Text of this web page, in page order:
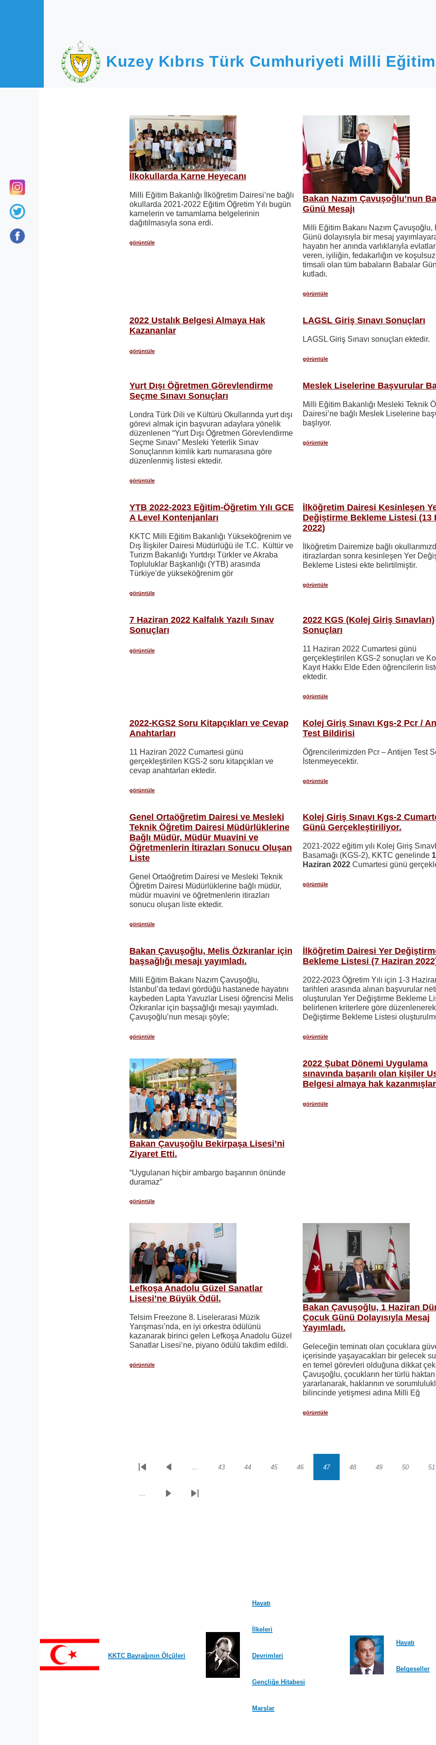
Kuzey Kıbrıs Türk Cumhuriyeti Milli Eğitim
İlkokullarda Karne Heyecanı
Milli Eğitim Bakanlığı İlköğretim Dairesi’ne bağlı
okullarda 2021-2022 Eğitim Öğretim Yılı bugün
karnelerin ve tamamlama belgelerinin
dağıtılmasıyla sona erdi.
görüntüle
Bakan Nazım Çavuşoğlu’nun
Günü Mesajı
Milli Eğitim Bakanı Nazım Çavuşoğlu,
Günü dolayısıyla bir mesaj
hayatın her anında varlıklarıyla
veren, iyiliğin, fedakarlığın ve
timsali olan tüm babaların Babalar
kutladı.
görüntüle
2022 Ustalık Belgesi Almaya Hak
Kazananlar
görüntüle
LAGSL Giriş Sınavı Sonuçları
LAGSL Giriş Sınavı sonuçları ektedir.
görüntüle
Yurt Dışı Öğretmen Görevlendirme
Seçme Sınavı Sonuçları
Londra Türk Dili ve Kültürü Okullarında yurt dışı
görevi almak için başvuran adaylara yönelik
düzenlenen “Yurt Dışı Öğretmen Görevlendirme
Seçme Sınavı” Mesleki Yeterlik Sınav
Sonuçlarının kimlik kartı numarasına göre
düzenlenmiş listesi ektedir.
görüntüle
Meslek Liselerine Başvurular
Milli Eğitim Bakanlığı Mesleki Teknik
Dairesi’ne bağlı Meslek Liselerine
başlıyor.
görüntüle
YTB 2022-2023 Eğitim-Öğretim Yılı GCE
A Level Kontenjanları
KKTC Milli Eğitim Bakanlığı Yükseköğrenim ve
Dış İlişkiler Dairesi Müdürlüğü ile T.C. Kültür ve
Turizm Bakanlığı Yurtdışı Türkler ve Akraba
Topluluklar Başkanlığı (YTB) arasında
Türkiye'de yükseköğrenim gör
görüntüle
İlköğretim Dairesi Kesinleşen
Değiştirme Bekleme Listesi (13
2022)
İlköğretim Dairemize bağlı
itirazlardan sonra kesinleşen Yer
Bekleme Listesi ekte belirtilmiştir.
görüntüle
7 Haziran 2022 Kalfalık Yazılı Sınav
Sonuçları
görüntüle
2022 KGS (Kolej Giriş Sınavları)
Sonuçları
11 Haziran 2022 Cumartesi günü
gerçekleştirilen KGS-2 sonuçları ve
Kayıt Hakkı Elde Eden öğrencilerin
ektedir.
görüntüle
2022-KGS2 Soru Kitapçıkları ve Cevap
Anahtarları
11 Haziran 2022 Cumartesi günü
gerçekleştirilen KGS-2 soru kitapçıkları ve
cevap anahtarları ektedir.
görüntüle
Kolej Giriş Sınavı Kgs-2 Pcr /
Test Bildirisi
Öğrencilerimizden Pcr – Antijen Test
İstenmeyecektir.
görüntüle
Genel Ortaöğretim Dairesi ve Mesleki
Teknik Öğretim Dairesi Müdürlüklerine
Bağlı Müdür, Müdür Muavini ve
Öğretmenlerin İtirazları Sonucu Oluşan
Liste
Genel Ortaöğretim Dairesi ve Mesleki Teknik
Öğretim Dairesi Müdürlüklerine bağlı müdür,
müdür muavini ve öğretmenlerin itirazları
sonucu oluşan liste ektedir.
görüntüle
Kolej Giriş Sınavı Kgs-2
Günü Gerçekleştiriliyor.
2021-2022 eğitim yılı Kolej Giriş
Basamağı (KGS-2), KKTC genelinde
Haziran 2022 Cumartesi günü
görüntüle
Bakan Çavuşoğlu, Melis Özkıranlar için
başsağlığı mesajı yayımladı.
Milli Eğitim Bakanı Nazım Çavuşoğlu,
İstanbul’da tedavi gördüğü hastanede hayatını
kaybeden Lapta Yavuzlar Lisesi öğrencisi Melis
Özkıranlar için başsağlığı mesajı yayımladı.
Çavuşoğlu’nun mesajı şöyle;
görüntüle
İlköğretim Dairesi Yer
Bekleme Listesi (7 Haziran
2022-2023 Öğretim Yılı için 1-3
tarihleri arasında alınan başvurular
oluşturulan Yer Değiştirme Bekleme
belirlenen kriterlere göre
Değiştirme Bekleme Listesi
görüntüle
Bakan Çavuşoğlu Bekirpaşa Lisesi’ni
Ziyaret Etti.
“Uygulanan hiçbir ambargo başarının önünde
duramaz”
görüntüle
2022 Şubat Dönemi Uygulama
sınavında başarılı olan kişiler
Belgesi almaya hak
görüntüle
Lefkoşa Anadolu Güzel Sanatlar
Lisesi’ne Büyük Ödül.
Telsim Freezone 8. Liselerarasi Müzik
Yarışması’nda, en iyi orkestra ödülünü
kazanarak birinci gelen Lefkoşa Anadolu Güzel
Sanatlar Lisesi’ne, piyano ödülü takdim edildi.
görüntüle
Bakan Çavuşoğlu, 1 Haziran
Çocuk Günü Dolayısıyla Mesaj
Yayımladı.
Geleceğin teminatı olan çocuklara
içerisinde yaşayacakları bir gelecek
en temel görevleri olduğuna dikkat
Çavuşoğlu, çocukların her türlü haktan
yararlanarak, haklarının ve
bilincinde yetişmesi adına Milli Eğ
görüntüle
Sayfalama
İlk
Önceki
… Sayfa
43 Sayfa
44 Sayfa
45 Sayfa
46 Sayfa
47 Sayfa
48 Sayfa
49 Sayfa
50 51
…
Sonraki
Son
KKTC Bayrağının Ölçüleri
Hayatı
İlkeleri
Devrimleri
Gençliğe Hitabesi
Marşlar
Hayatı
Belgeseller